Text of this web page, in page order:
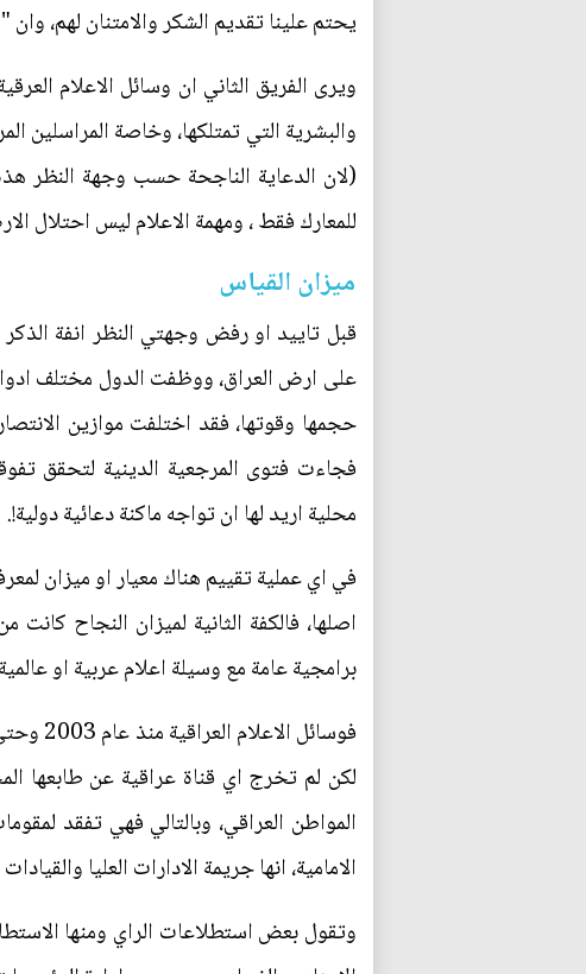
يحتم علينا تقديم الشكر والامتنان لهم،
ويرى الفريق الثاني ان وسائل الاعلام
والبشرية التي تمتلكها، وخاصة المراسلين
(لان الدعاية الناجحة حسب وجهة النظر
للمعارك فقط ، ومهمة الاعلام ليس احتلال
ميزان القياس
قبل تاييد او رفض وجهتي النظر انفة
على ارض العراق، ووظفت الدول مختلف
حجمها وقوتها، فقد اختلفت موازين
فجاءت فتوى المرجعية الدينية لتحقق
محلية اريد لها ان تواجه ماكنة دعائية دولية!.
في اي عملية تقييم هناك معيار او ميزان
اصلها، فالكفة الثانية لميزان النجاح
برامجية عامة مع وسيلة اعلام عربية او
لكن لم تخرج اي قناة عراقية عن طابعها
المواطن العراقي، وبالتالي فهي تفقد
الامامية، انها جريمة الادارات العليا
وتقول بعض استطلاعات الراي ومنها